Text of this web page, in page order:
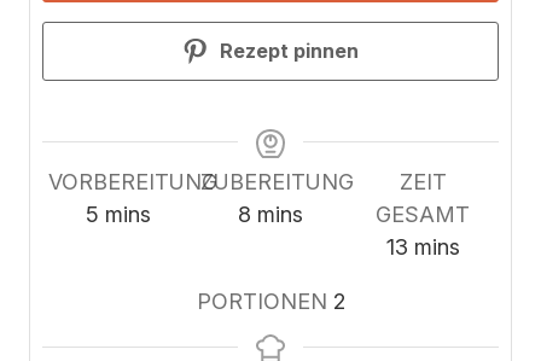
Rezept pinnen
VORBEREITUNG
5 minutes
mins
ZUBEREITUNG
8 minutes
mins
ZEIT
GESAMT
13minutes
mins
PORTIONEN 2